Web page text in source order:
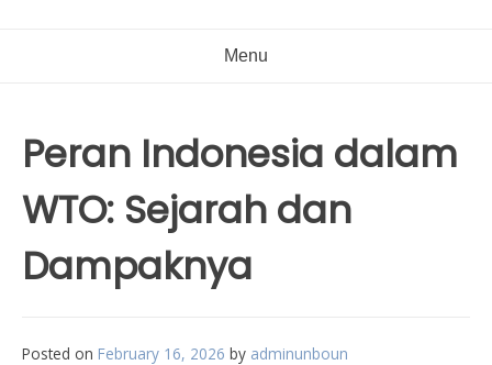
Menu
Peran Indonesia dalam
WTO: Sejarah dan
Dampaknya
Posted on February 16, 2026 by adminunboun